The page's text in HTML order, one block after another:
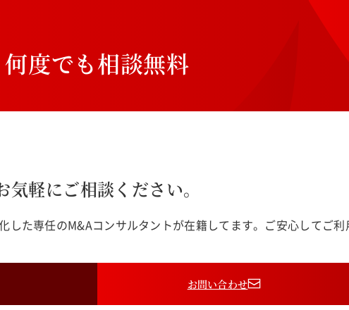
何度でも相談無料
気軽にご相談ください。
した専任のM&Aコンサルタントが在籍してます。ご安心してご利
お問い合わせ